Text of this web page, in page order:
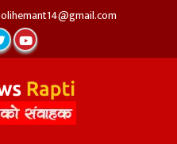
olihemant14@gmail.com